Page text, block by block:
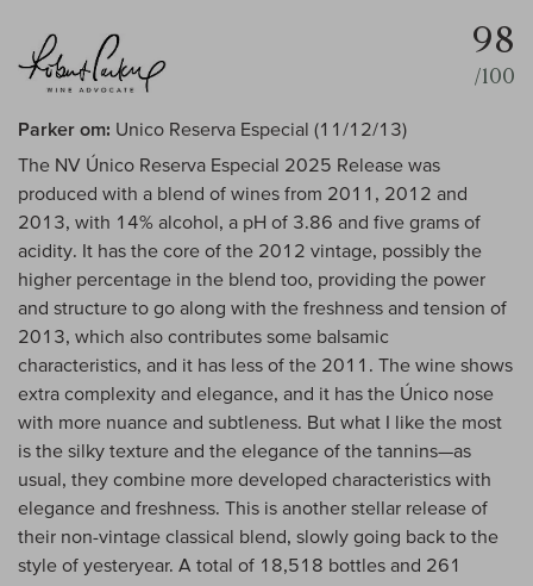
98
/100
Parker om: Unico Reserva Especial (11/12/13)
The NV Único Reserva Especial 2025 Release was
produced with a blend of wines from 2011, 2012 and
2013, with 14% alcohol, a pH of 3.86 and five grams of
acidity. It has the core of the 2012 vintage, possibly the
higher percentage in the blend too, providing the power
and structure to go along with the freshness and tension of
2013, which also contributes some balsamic
characteristics, and it has less of the 2011. The wine shows
extra complexity and elegance, and it has the Único nose
with more nuance and subtleness. But what I like the most
is the silky texture and the elegance of the tannins—as
usual, they combine more developed characteristics with
elegance and freshness. This is another stellar release of
their non-vintage classical blend, slowly going back to the
style of yesteryear. A total of 18,518 bottles and 261